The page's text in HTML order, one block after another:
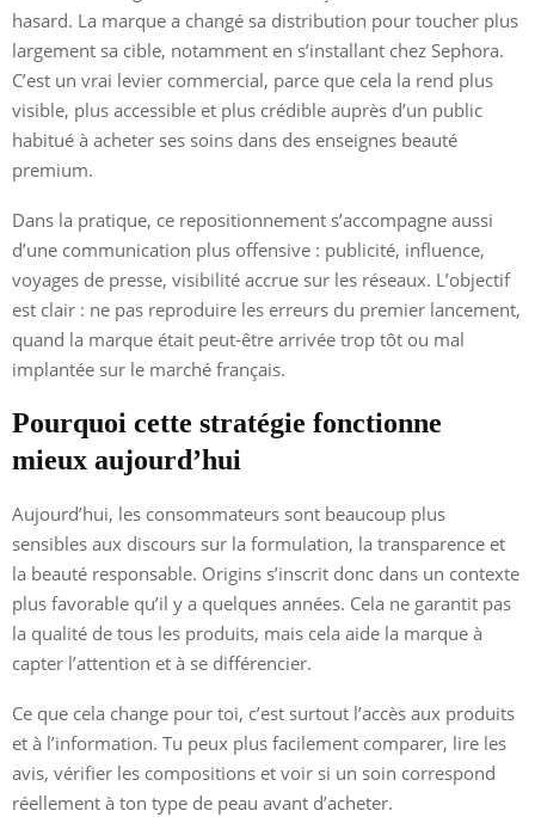
hasard. La marque a changé sa distribution pour toucher plus
largement sa cible, notamment en s’installant chez Sephora.
C’est un vrai levier commercial, parce que cela la rend plus
visible, plus accessible et plus crédible auprès d’un public
habitué à acheter ses soins dans des enseignes beauté
premium.
Dans la pratique, ce repositionnement s’accompagne aussi
d’une communication plus offensive : publicité, influence,
voyages de presse, visibilité accrue sur les réseaux. L’objectif
est clair : ne pas reproduire les erreurs du premier lancement,
quand la marque était peut-être arrivée trop tôt ou mal
implantée sur le marché français.
Pourquoi cette stratégie fonctionne
mieux aujourd’hui
Aujourd’hui, les consommateurs sont beaucoup plus
sensibles aux discours sur la formulation, la transparence et
la beauté responsable. Origins s’inscrit donc dans un contexte
plus favorable qu’il y a quelques années. Cela ne garantit pas
la qualité de tous les produits, mais cela aide la marque à
capter l’attention et à se différencier.
Ce que cela change pour toi, c’est surtout l’accès aux produits
et à l’information. Tu peux plus facilement comparer, lire les
avis, vérifier les compositions et voir si un soin correspond
réellement à ton type de peau avant d’acheter.